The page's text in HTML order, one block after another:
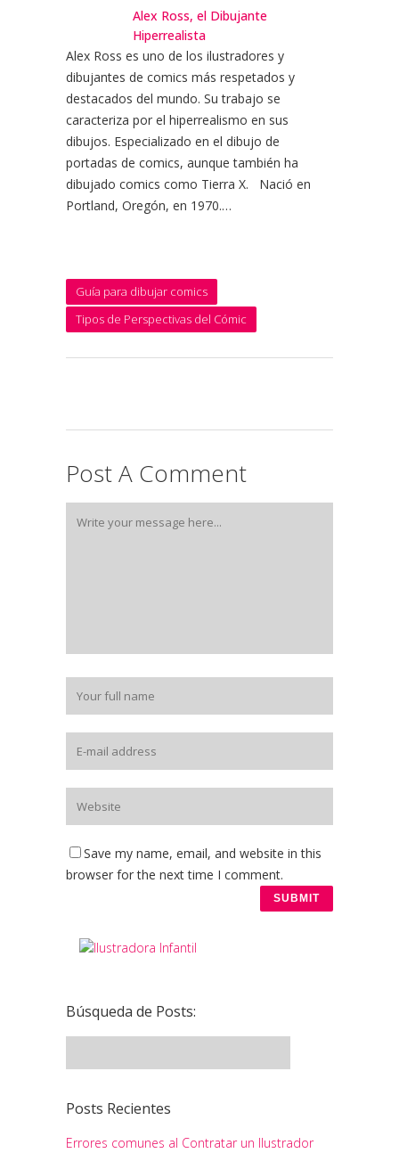
Alex Ross, el Dibujante
Hiperrealista
Alex Ross es uno de los ilustradores y
dibujantes de comics más respetados y
destacados del mundo. Su trabajo se
caracteriza por el hiperrealismo en sus
dibujos. Especializado en el dibujo de
portadas de comics, aunque también ha
dibujado comics como Tierra X. Nació en
Portland, Oregón, en 1970.…
Guía para dibujar comics
Tipos de Perspectivas del Cómic
Post A Comment
Save my name, email, and website in this
browser for the next time I comment.
Búsqueda de Posts:
Posts Recientes
Errores comunes al Contratar un Ilustrador